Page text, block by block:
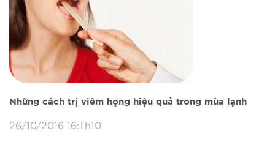
Những cách trị viêm họng hiệu quả trong mùa lạnh
26/10/2016 16:Th10